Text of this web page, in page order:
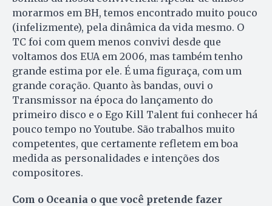
morarmos em BH, temos encontrado muito pouco
(infelizmente), pela dinâmica da vida mesmo. O
TC foi com quem menos convivi desde que
voltamos dos EUA em 2006, mas também tenho
grande estima por ele. É uma figuraça, com um
grande coração. Quanto às bandas, ouvi o
Transmissor na época do lançamento do
primeiro disco e o Ego Kill Talent fui conhecer há
pouco tempo no Youtube. São trabalhos muito
competentes, que certamente refletem em boa
medida as personalidades e intenções dos
compositores.
Com o Oceania o que você pretende fazer